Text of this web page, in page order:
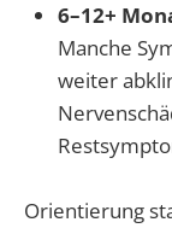
6–12+
Manche
weiter
Orientierung